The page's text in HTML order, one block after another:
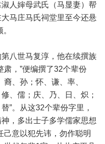
人婶母武氏（马显妻）帮
马庄马氏祠堂里至今还悬
八世马复淳，他在续撰族
肃，”便编撰了32个辈份
、孙；怀、谦、率、
、儒；庆、乃、日、炽；
”。从这32个辈份字里，
，多出士子多学儒家思想
己意以犯先讳，勿作聪明